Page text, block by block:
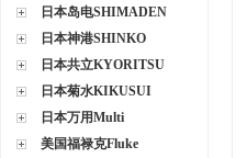
日本岛电SHIMADEN
日本神港SHINKO
日本共立KYORITSU
日本菊水KIKUSUI
日本万用Multi
美国福禄克Fluke